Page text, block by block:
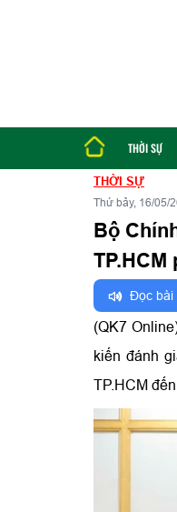
THỜI SỰ
THỜI SỰ
Thứ bảy, 16/05/
Bộ
TP.HCM
Đọc bài
(QK7
kiến đánh
TP.HCM